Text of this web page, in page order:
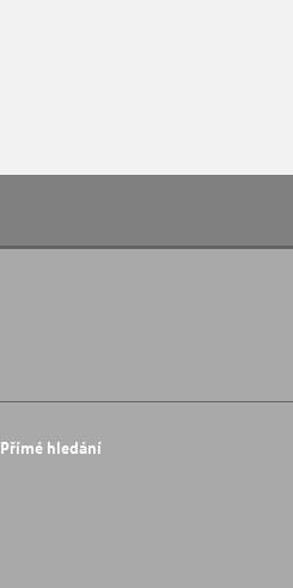
Přímé hledání